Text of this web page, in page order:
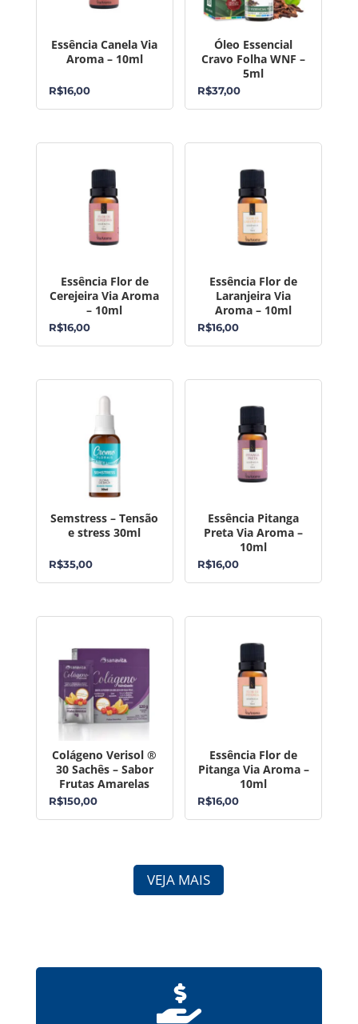
Essência Canela Via
Aroma – 10ml
R$16,00
Óleo Essencial
Cravo Folha WNF –
5ml
R$37,00
Essência Flor de
Cerejeira Via Aroma
– 10ml
R$16,00
Essência Flor de
Laranjeira Via
Aroma – 10ml
R$16,00
Semstress – Tensão
e stress 30ml
R$35,00
Essência Pitanga
Preta Via Aroma –
10ml
R$16,00
Colágeno Verisol ®
30 Sachês – Sabor
Frutas Amarelas
R$150,00
Essência Flor de
Pitanga Via Aroma –
10ml
R$16,00
VEJA MAIS
